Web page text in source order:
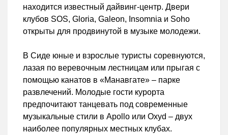
находится известный дайвинг-центр. Двери
клубов SOS, Gloria, Galeon, Insomnia и Soho
открыты для продвинутой в музыке молодежи.
В Сиде юные и взрослые туристы соревнуются,
лазая по веревочным лестницам или прыгая с
помощью канатов в «Манавгате» – парке
развлечений. Молодые гости курорта
предпочитают танцевать под современные
музыкальные стили в Apollo или Oxyd – двух
наиболее популярных местных клубах.